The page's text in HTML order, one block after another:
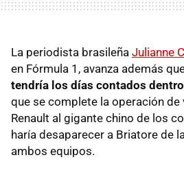
La periodista brasileña Julianne
en Fórmula 1, avanza además
tendría los días contados
que se complete la operación de
Renault al gigante chino de los
haría desaparecer a Briatore de
ambos equipos.